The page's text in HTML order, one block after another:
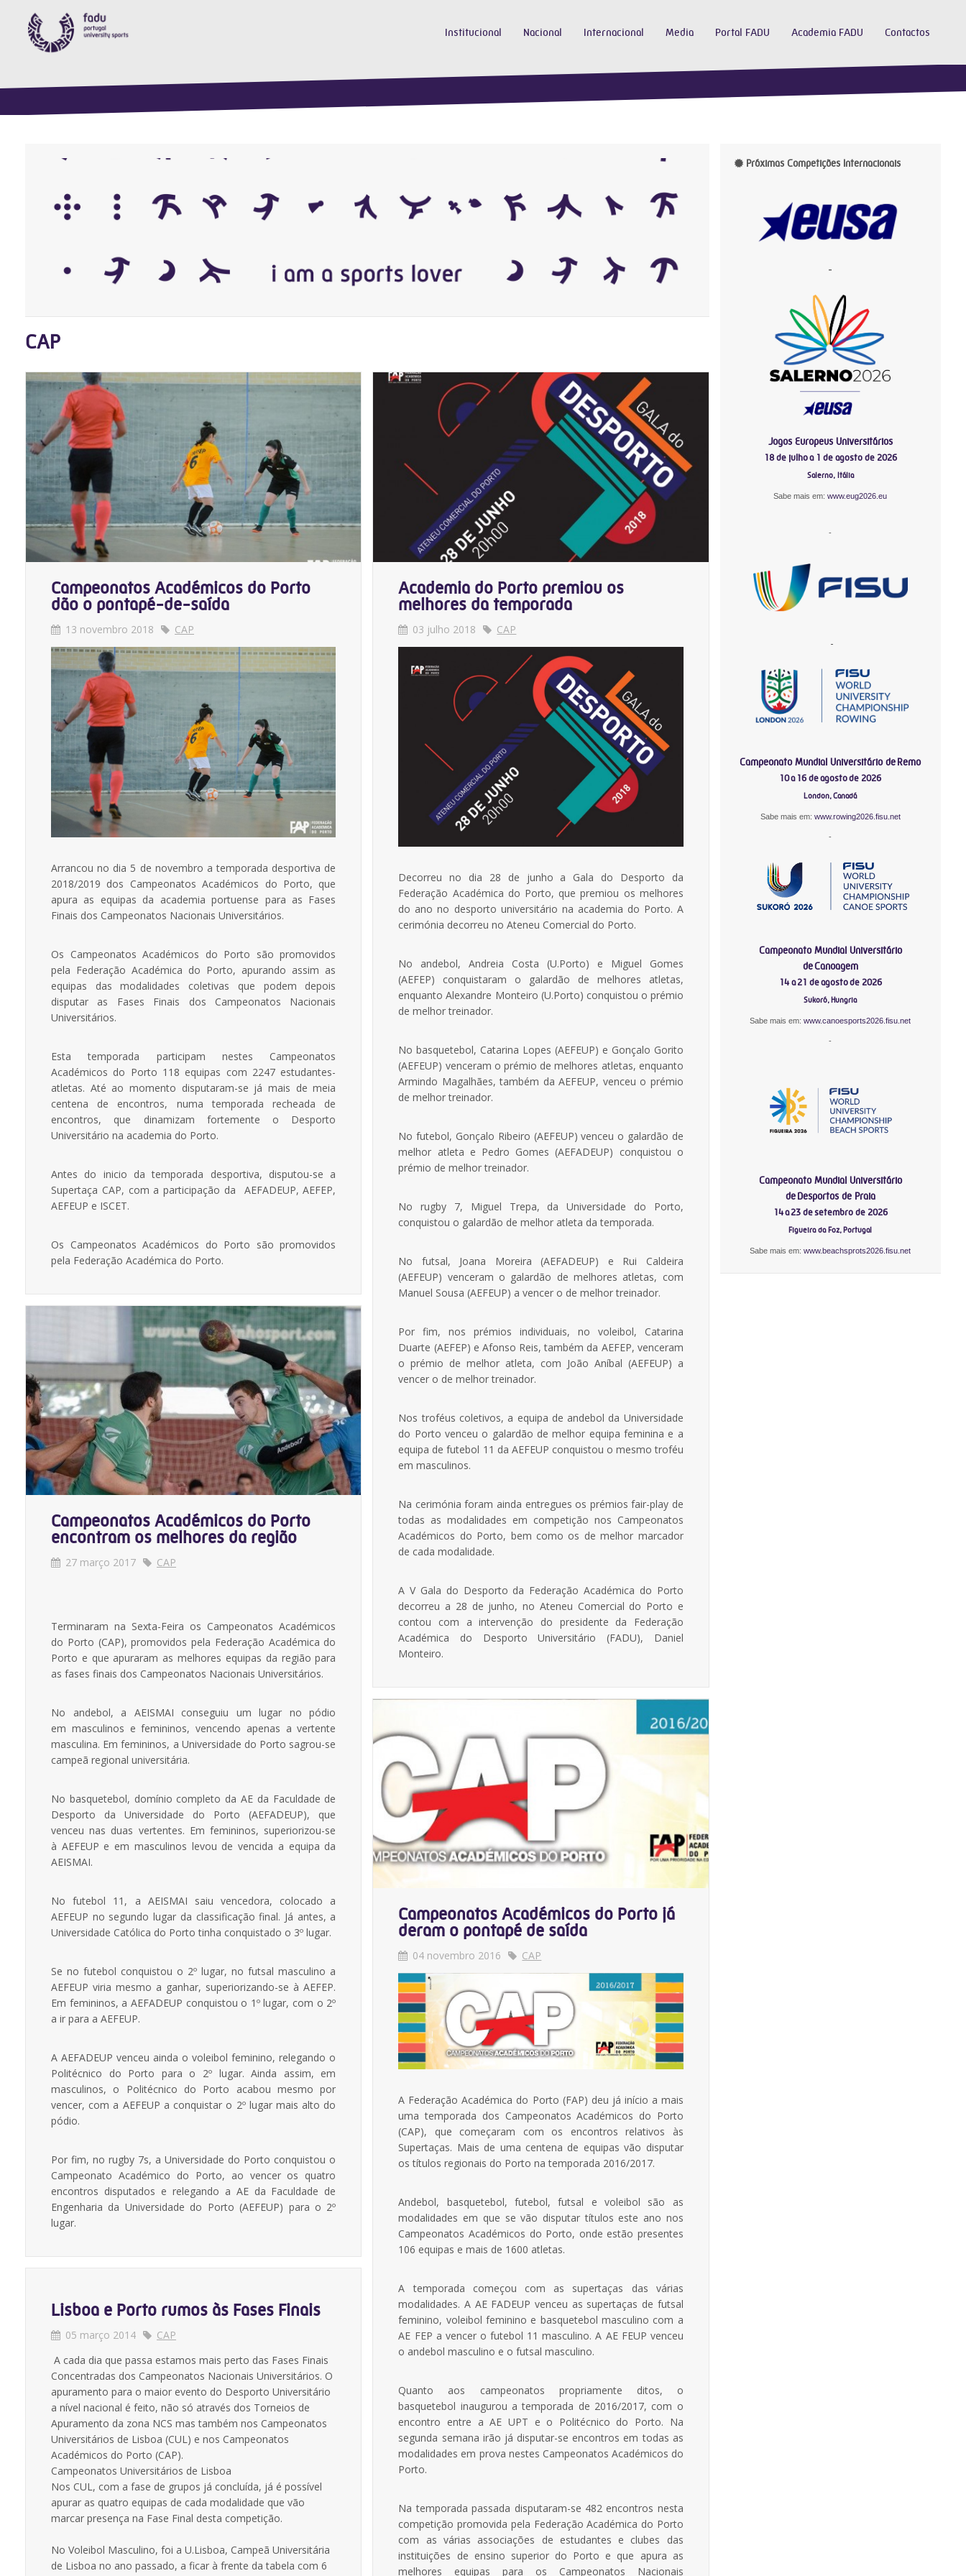
Institucional Nacional Internacional Media Portal FADU Academia FADU Contactos
CAP
Campeonatos Académicos do Porto
dão o pontapé-de-saída
13 novembro 2018 CAP
Arrancou no dia 5 de novembro a temporada desportiva de
2018/2019 dos Campeonatos Académicos do Porto, que
apura as equipas da academia portuense para as Fases
Finais dos Campeonatos Nacionais Universitários.
Os Campeonatos Académicos do Porto são promovidos
pela Federação Académica do Porto, apurando assim as
equipas das modalidades coletivas que podem depois
disputar as Fases Finais dos Campeonatos Nacionais
Universitários.
Esta temporada participam nestes Campeonatos
Académicos do Porto 118 equipas com 2247 estudantes-
atletas. Até ao momento disputaram-se já mais de meia
centena de encontros, numa temporada recheada de
encontros, que dinamizam fortemente o Desporto
Universitário na academia do Porto.
Antes do inicio da temporada desportiva, disputou-se a
Supertaça CAP, com a participação da AEFADEUP, AEFEP,
AEFEUP e ISCET.
Os Campeonatos Académicos do Porto são promovidos
pela Federação Académica do Porto.
Campeonatos Académicos do Porto
encontram os melhores da região
27 março 2017 CAP
Terminaram na Sexta-Feira os Campeonatos Académicos
do Porto (CAP), promovidos pela Federação Académica do
Porto e que apuraram as melhores equipas da região para
as fases finais dos Campeonatos Nacionais Universitários.
No andebol, a AEISMAI conseguiu um lugar no pódio
em masculinos e femininos, vencendo apenas a vertente
masculina. Em femininos, a Universidade do Porto sagrou-se
campeã regional universitária.
No basquetebol, domínio completo da AE da Faculdade de
Desporto da Universidade do Porto (AEFADEUP), que
venceu nas duas vertentes. Em femininos, superiorizou-se
à AEFEUP e em masculinos levou de vencida a equipa da
AEISMAI.
No futebol 11, a AEISMAI saiu vencedora, colocado a
AEFEUP no segundo lugar da classificação final. Já antes, a
Universidade Católica do Porto tinha conquistado o 3º lugar.
Se no futebol conquistou o 2º lugar, no futsal masculino a
AEFEUP viria mesmo a ganhar, superiorizando-se à AEFEP.
Em femininos, a AEFADEUP conquistou o 1º lugar, com o 2º
a ir para a AEFEUP.
A AEFADEUP venceu ainda o voleibol feminino, relegando o
Politécnico do Porto para o 2º lugar. Ainda assim, em
masculinos, o Politécnico do Porto acabou mesmo por
vencer, com a AEFEUP a conquistar o 2º lugar mais alto do
pódio.
Por fim, no rugby 7s, a Universidade do Porto conquistou o
Campeonato Académico do Porto, ao vencer os quatro
encontros disputados e relegando a AE da Faculdade de
Engenharia da Universidade do Porto (AEFEUP) para o 2º
lugar.
Lisboa e Porto rumos às Fases Finais
05 março 2014
CAP
A cada dia que passa estamos mais perto das Fases Finais
Concentradas dos Campeonatos Nacionais Universitários. O
apuramento para o maior evento do Desporto Universitário
a nível nacional é feito, não só através dos Torneios de
Apuramento da zona NCS mas também nos Campeonatos
Universitários de Lisboa (CUL) e nos Campeonatos
Académicos do Porto (CAP).
Campeonatos Universitários de Lisboa
Nos CUL, com a fase de grupos já concluída, já é possível
apurar as quatro equipas de cada modalidade que vão
marcar presença na Fase Final desta competição.
No Voleibol Masculino, foi a U.Lisboa, Campeã Universitária
de Lisboa no ano passado, a ficar à frente da tabela com 6
Academia do Porto premiou os
melhores da temporada
03 julho 2018 CAP
Decorreu no dia 28 de junho a Gala do Desporto da
Federação Académica do Porto, que premiou os melhores
do ano no desporto universitário na academia do Porto. A
cerimónia decorreu no Ateneu Comercial do Porto.
No andebol, Andreia Costa (U.Porto) e Miguel Gomes
(AEFEP) conquistaram o galardão de melhores atletas,
enquanto Alexandre Monteiro (U.Porto) conquistou o prémio
de melhor treinador.
No basquetebol, Catarina Lopes (AEFEUP) e Gonçalo Gorito
(AEFEUP) venceram o prémio de melhores atletas, enquanto
Armindo Magalhães, também da AEFEUP, venceu o prémio
de melhor treinador.
No futebol, Gonçalo Ribeiro (AEFEUP) venceu o galardão de
melhor atleta e Pedro Gomes (AEFADEUP) conquistou o
prémio de melhor treinador.
No rugby 7, Miguel Trepa, da Universidade do Porto,
conquistou o galardão de melhor atleta da temporada.
No futsal, Joana Moreira (AEFADEUP) e Rui Caldeira
(AEFEUP) venceram o galardão de melhores atletas, com
Manuel Sousa (AEFEUP) a vencer o de melhor treinador.
Por fim, nos prémios individuais, no voleibol, Catarina
Duarte (AEFEP) e Afonso Reis, também da AEFEP, venceram
o prémio de melhor atleta, com João Aníbal (AEFEUP) a
vencer o de melhor treinador.
Nos troféus coletivos, a equipa de andebol da Universidade
do Porto venceu o galardão de melhor equipa feminina e a
equipa de futebol 11 da AEFEUP conquistou o mesmo troféu
em masculinos.
Na cerimónia foram ainda entregues os prémios fair-play de
todas as modalidades em competição nos Campeonatos
Académicos do Porto, bem como os de melhor marcador
de cada modalidade.
A V Gala do Desporto da Federação Académica do Porto
decorreu a 28 de junho, no Ateneu Comercial do Porto e
contou com a intervenção do presidente da Federação
Académica do Desporto Universitário (FADU), Daniel
Monteiro.
Campeonatos Académicos do Porto já
deram o pontapé de saída
04 novembro 2016 CAP
A Federação Académica do Porto (FAP) deu já início a mais
uma temporada dos Campeonatos Académicos do Porto
(CAP), que começaram com os encontros relativos às
Supertaças. Mais de uma centena de equipas vão disputar
os títulos regionais do Porto na temporada 2016/2017.
Andebol, basquetebol, futebol, futsal e voleibol são as
modalidades em que se vão disputar títulos este ano nos
Campeonatos Académicos do Porto, onde estão presentes
106 equipas e mais de 1600 atletas.
A temporada começou com as supertaças das várias
modalidades. A AE FADEUP venceu as supertaças de futsal
feminino, voleibol feminino e basquetebol masculino com a
AE FEP a vencer o futebol 11 masculino. A AE FEUP venceu
o andebol masculino e o futsal masculino.
Quanto aos campeonatos propriamente ditos, o
basquetebol inaugurou a temporada de 2016/2017, com o
encontro entre a AE UPT e o Politécnico do Porto. Na
segunda semana irão já disputar-se encontros em todas as
modalidades em prova nestes Campeonatos Académicos do
Porto.
Na temporada passada disputaram-se 482 encontros nesta
competição promovida pela Federação Académica do Porto
com as várias associações de estudantes e clubes das
instituições de ensino superior do Porto e que apura as
melhores equipas para os Campeonatos Nacionais
Próximas Competições Internacionais
-
Jogos Europeus Universitários
18 de julho a 1 de agosto de 2026
Salerno, Itália
Sabe mais em:www.eug2026.eu
-
-
Campeonato Mundial Universitário de Remo
10 a 16 de agosto de 2026
London, Canadá
Sabe mais em: www.rowing2026.fisu.net
-
Campeonato Mundial Universitário
de Canoagem
14 a 21 de agosto de 2026
Sukoró, Hungria
Sabe mais em:www.canoesports2026.fisu.net
-
Campeonato Mundial Universitário
de Desportos de Praia
14 a 23 de setembro de 2026
Figueira da Foz, Portugal
Sabe mais em:www.beachsprots2026.fisu.net